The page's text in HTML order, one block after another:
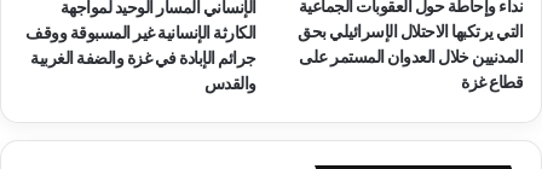
ل
ا
ل
نداء وإحاطة حول العقوبات الجماعية
التي يرتكبها الاحتلال الإسرائيلي بحق
المدنيين خلال العدوان المستمر على
قطاع غزة
الإنساني المسار الوحيد لمواجهة
الكارثة الإنسانية غير المسبوقة ووقف
جرائم الإبادة في غزة والضفة الغربية
والقدس